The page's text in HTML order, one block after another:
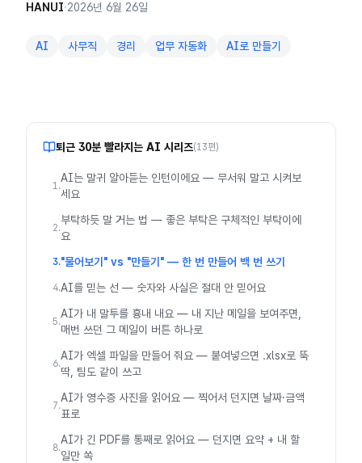
HANUI·2026년 6월 26일
AI 사무직 경리 업무 자동화 AI로 만들기
퇴근 30분 빨라지는 AI 시리즈(13편)
1.
AI는 말귀 알아듣는 인턴이에요 — 무서워 말고 시켜보
세요
2.
부탁하듯 말 거는 법 — 좋은 부탁은 구체적인 부탁이에
요
3."물어보기" vs "만들기" — 한 번 만들어 백 번 쓰기
4.AI를 믿는 선 — 숫자와 사실은 절대 안 믿어요
5.
AI가 내 말투를 흉내 내요 — 내 지난 메일을 보여주면,
매번 쓰던 그 메일이 버튼 하나로
6.
AI가 엑셀 파일을 만들어 줘요 — 붙여넣으면 .xlsx로 뚝
딱, 팀도 같이 쓰고
7.
AI가 영수증 사진을 읽어요 — 찍어서 던지면 날짜·금액
표로
8.
AI가 긴 PDF를 통째로 읽어요 — 던지면 요약 + 내 할
일만 쏙